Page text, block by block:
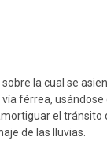
sobre la cual se
férrea, usándose
el tránsito
de las lluvias.